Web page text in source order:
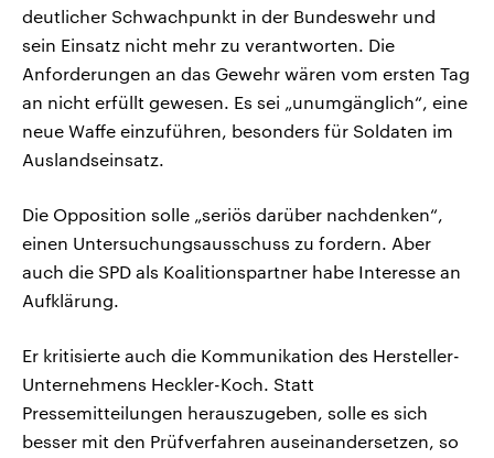
deutlicher Schwachpunkt in der Bundeswehr und
sein Einsatz nicht mehr zu verantworten. Die
Anforderungen an das Gewehr wären vom ersten Tag
an nicht erfüllt gewesen. Es sei „unumgänglich“, eine
neue Waffe einzuführen, besonders für Soldaten im
Auslandseinsatz.
Die Opposition solle „seriös darüber nachdenken“,
einen Untersuchungsausschuss zu fordern. Aber
auch die SPD als Koalitionspartner habe Interesse an
Aufklärung.
Er kritisierte auch die Kommunikation des Hersteller-
Unternehmens Heckler-Koch. Statt
Pressemitteilungen herauszugeben, solle es sich
besser mit den Prüfverfahren auseinandersetzen, so